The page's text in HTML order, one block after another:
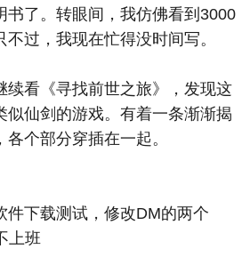
书了。转眼间，我仿佛看到3000
过，我现在忙得没时间写。
续看《寻找前世之旅》，发现这
似仙剑的游戏。有着一条渐渐揭
个部分穿插在一起。
件下载测试，修改DM的两个
上班